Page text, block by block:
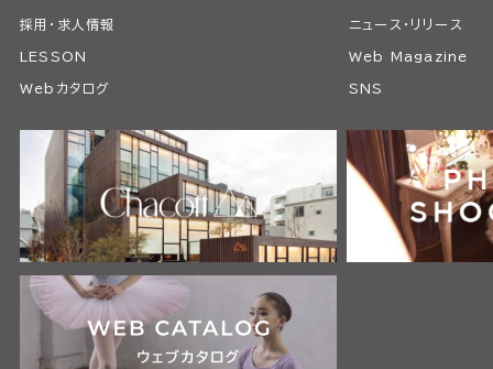
採用・求人情報 ニュース・リリース
LESSON Web Magazine
Webカタログ SNS